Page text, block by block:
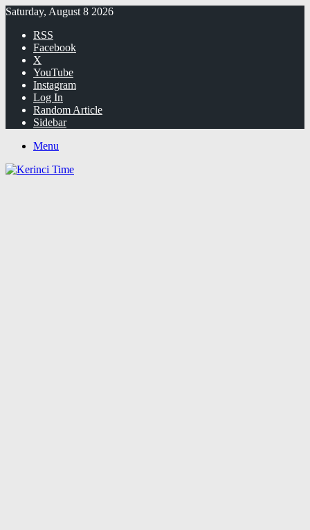
Saturday, August 8 2026
RSS
Facebook
X
YouTube
Instagram
Log In
Random Article
Sidebar
Menu